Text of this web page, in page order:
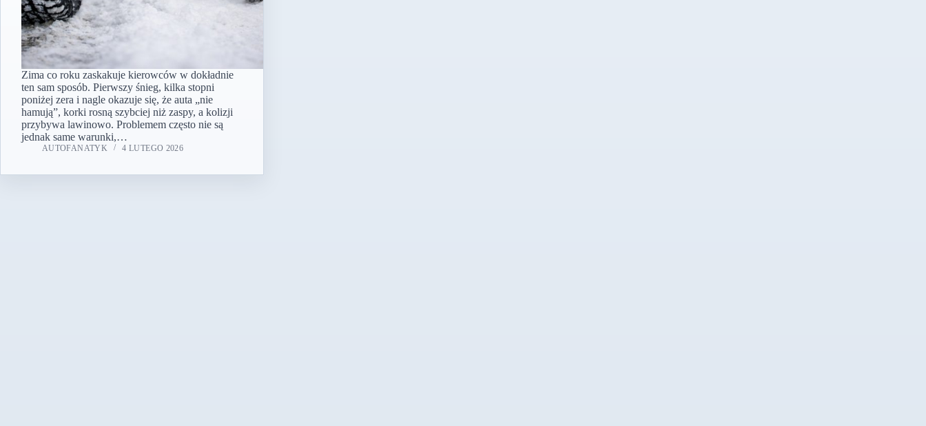
Zima co roku zaskakuje kierowców w dokładnie
ten sam sposób. Pierwszy śnieg, kilka stopni
poniżej zera i nagle okazuje się, że auta „nie
hamują”, korki rosną szybciej niż zaspy, a kolizji
przybywa lawinowo. Problemem często nie są
jednak same warunki,…
AUTOFANATYK 4 LUTEGO 2026